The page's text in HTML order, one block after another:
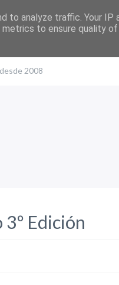
2008
Edición
to analyze traffic. Your IP
to ensure quality